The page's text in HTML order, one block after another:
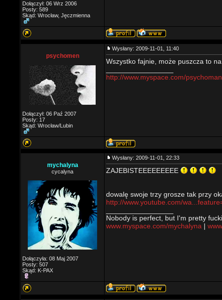
Dołączył: 06 Wrz 2006
Posty: 589
Skąd: Wrocław, Jęczmienna
psychomen
Dołączył: 06 Paź 2007
Posty: 17
Skąd: Wrocław/Lubin
Wysłany: 2009-11-01, 11:40
Wszystko fajnie, może puszcza to
http://www.myspace.com/
mychalyna
cycalyna
Dołączyła: 08 Maj 2007
Posty: 507
Skąd: K-PAX
Wysłany: 2009-11-01, 22:33
ZAJEBISTEEEEEEEEE
dowalę swoje trzy grosze tak przy
http://www.youtube.com/
Nobody is perfect, but I'm pretty
www.myspace.com/mychalyna |